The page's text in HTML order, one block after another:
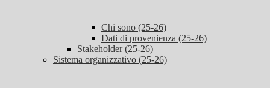
Chi sono (25-26)
Dati di provenienza (25-26)
Stakeholder (25-26)
Sistema organizzativo (25-26)